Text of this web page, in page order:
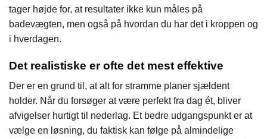
tager højde for, at resultater ikke kun måles på
badevægten, men også på hvordan du har det i kroppen og
i hverdagen.
Det realistiske er ofte det mest effektive
Der er en grund til, at alt for stramme planer sjældent
holder. Når du forsøger at være perfekt fra dag ét, bliver
afvigelser hurtigt til nederlag. Et bedre udgangspunkt er at
vælge en løsning, du faktisk kan følge på almindelige